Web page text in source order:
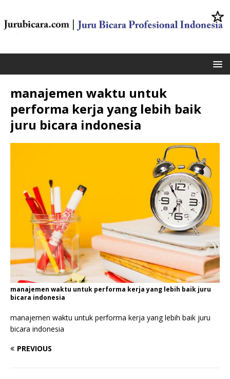
manajemen waktu untuk
performa kerja yang lebih baik
juru bicara indonesia
manajemen waktu untuk performa kerja yang lebih baik juru
bicara indonesia
manajemen waktu untuk performa kerja yang lebih baik juru
bicara indonesia
PREVIOUS